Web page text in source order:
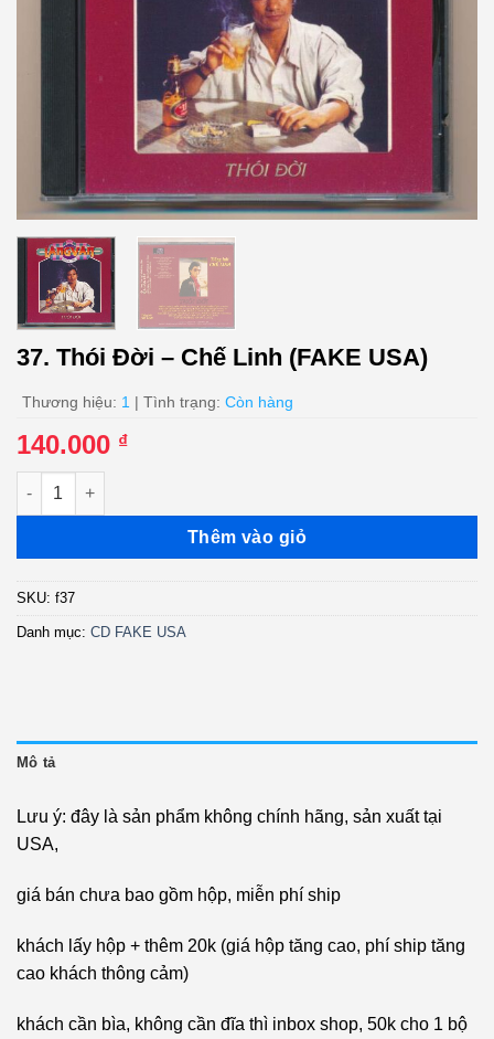
37. Thói Đời – Chế Linh (FAKE USA)
Thương hiệu: 1 | Tình trạng: Còn hàng
140.000 ₫
37. Thói Đời - Chế Linh (FAKE USA) số lượng
Thêm vào giỏ
SKU: f37
Danh mục: CD FAKE USA
Mô tả
Lưu ý: đây là sản phẩm không chính hãng, sản xuất tại
USA,
giá bán chưa bao gồm hộp, miễn phí ship
khách lấy hộp + thêm 20k (giá hộp tăng cao, phí ship tăng
cao khách thông cảm)
khách cần bìa, không cần đĩa thì inbox shop, 50k cho 1 bộ